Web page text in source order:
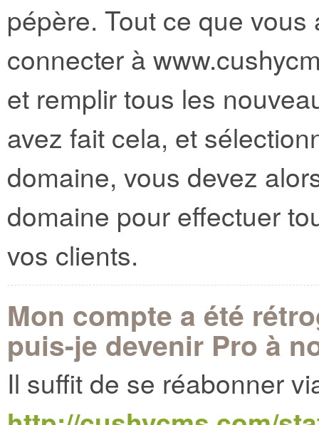
pépère. Tout ce que
connecter à
et remplir tous les
avez fait cela, et
domaine, vous devez
domaine pour effectuer
vos clients.
Mon compte a été
puis-je devenir Pro à
Il suffit de se réabonner